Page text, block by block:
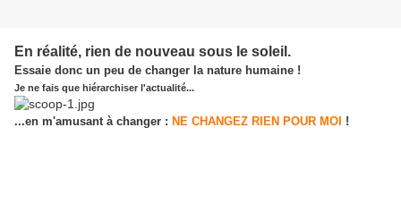
En réalité, rien de nouveau sous le soleil.
Essaie donc un peu de changer la nature humaine !
Je ne fais que hiérarchiser l'actualité...
...en m'amusant à changer : NE CHANGEZ RIEN POUR MOI !